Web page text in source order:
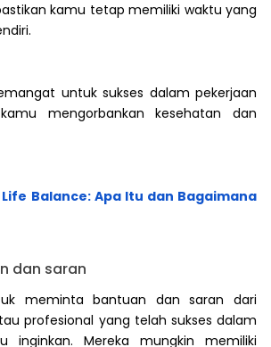
kamu tetap memiliki waktu yang
untuk sukses dalam pekerjaan
mengorbankan kesehatan dan
Balance: Apa Itu dan Bagaimana
dan saran
meminta bantuan dan saran dari
profesional yang telah sukses dalam
inginkan. Mereka mungkin memiliki